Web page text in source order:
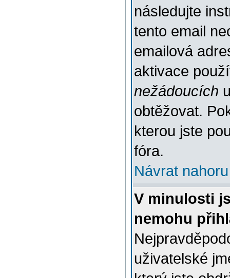
následujte
tento email
emailová
aktivace
nežádoucích
obtěžovat.
kterou jste
fóra.
Návrat nahoru
V minulosti
nemohu
uživatelské